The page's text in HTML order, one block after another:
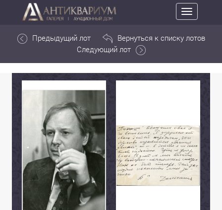
Toggle
navigation
Предыдущий лот
Вернуться к списку лотов
Следующий лот